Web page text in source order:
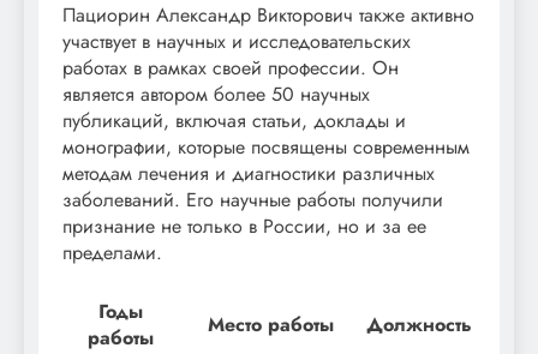
Пациорин Александр Викторович также активно
участвует в научных и исследовательских
работах в рамках своей профессии. Он
является автором более 50 научных
публикаций, включая статьи, доклады и
монографии, которые посвящены современным
методам лечения и диагностики различных
заболеваний. Его научные работы получили
признание не только в России, но и за ее
пределами.
Годы
работы
Место работы
Должность